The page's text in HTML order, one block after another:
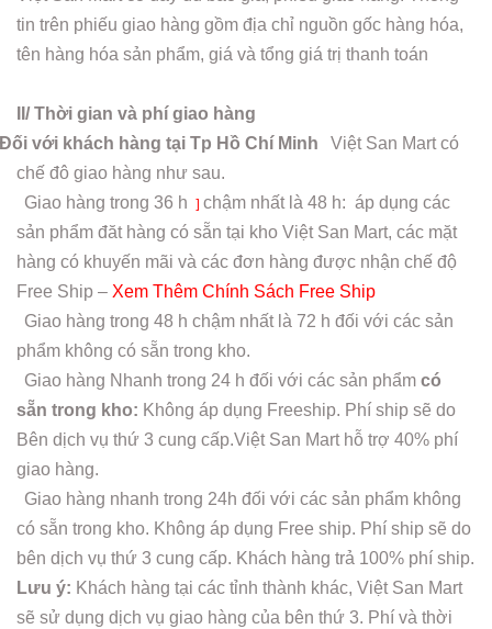
tin trên phiếu giao hàng gồm địa chỉ nguồn gốc hàng hóa,
tên hàng hóa sản phẩm, giá và tổng giá trị thanh toán
II/ Thời gian và phí giao hàng
Đối với khách hàng tại Tp Hồ Chí Minh
Việt San Mart có
chế đô giao hàng như sau.
Giao hàng trong 36 h
chậm nhất là 48 h: áp dụng các
sản phẩm đăt hàng có sẵn tại kho Việt San Mart, các mặt
hàng có khuyến mãi và các đơn hàng được nhận chế độ
Free Ship – Xem Thêm Chính Sách Free Ship
Giao hàng trong 48 h chậm nhất là 72 h đối với các sản
phẩm không có sẵn trong kho.
Giao hàng Nhanh trong 24 h đối với các sản phẩm có
sẵn trong kho: Không áp dụng Freeship. Phí ship sẽ do
Bên dịch vụ thứ 3 cung cấp.Việt San Mart hỗ trợ 40% phí
giao hàng.
Giao hàng nhanh trong 24h đối với các sản phẩm không
có sẵn trong kho. Không áp dụng Free ship. Phí ship sẽ do
bên dịch vụ thứ 3 cung cấp. Khách hàng trả 100% phí ship.
Lưu ý: Khách hàng tại các tỉnh thành khác, Việt San Mart
sẽ sử dụng dịch vụ giao hàng của bên thứ 3. Phí và thời